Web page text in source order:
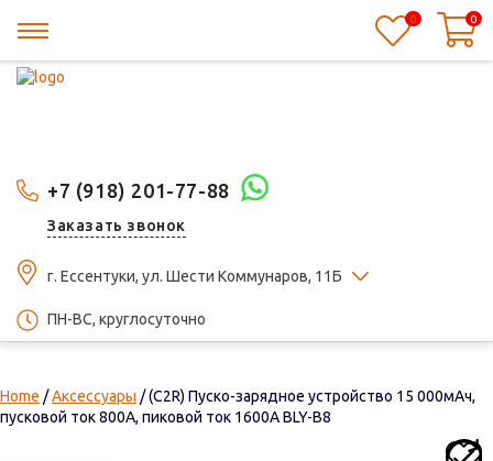
+7 (918) 201-77-88
Заказать звонок
г. Ессентуки, ул. Шести Коммунаров, 11Б
ПН-ВС, круглосуточно
0 0
Home /Аксессуары / (C2R) Пуско-зарядное устройство 15 000мАч,
пусковой ток 800A, пиковой ток 1600A BLY-B8